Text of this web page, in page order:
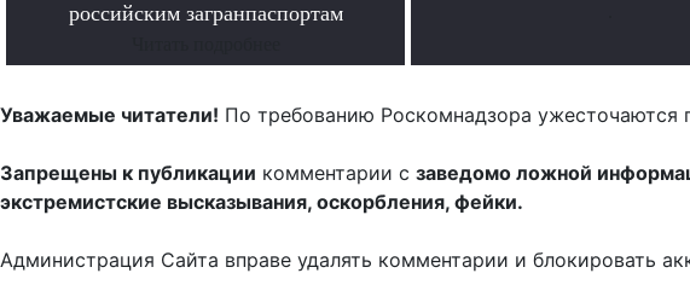
российским загранпаспортам
Уважаемые читатели! По требованию Роскомнадзора ужесточаются
Запрещены к публикации комментарии с заведомо ложной
экстремистские высказывания, оскорбления, фейки.
Администрация Сайта вправе удалять комментарии и блокировать